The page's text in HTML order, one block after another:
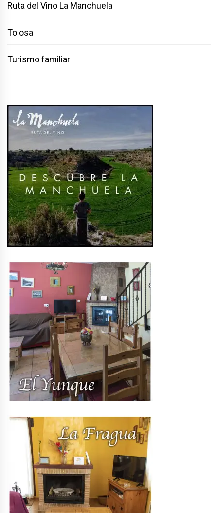
Ruta del Vino La Manchuela
Tolosa
Turismo familiar